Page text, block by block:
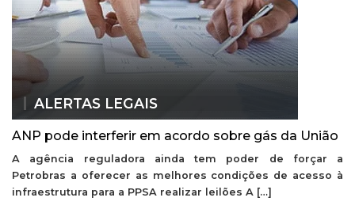
ALERTAS LEGAIS
ANP pode interferir em acordo sobre gás da União
A agência reguladora ainda tem poder de forçar a
Petrobras a oferecer as melhores condições de acesso à
infraestrutura para a PPSA realizar leilões A […]